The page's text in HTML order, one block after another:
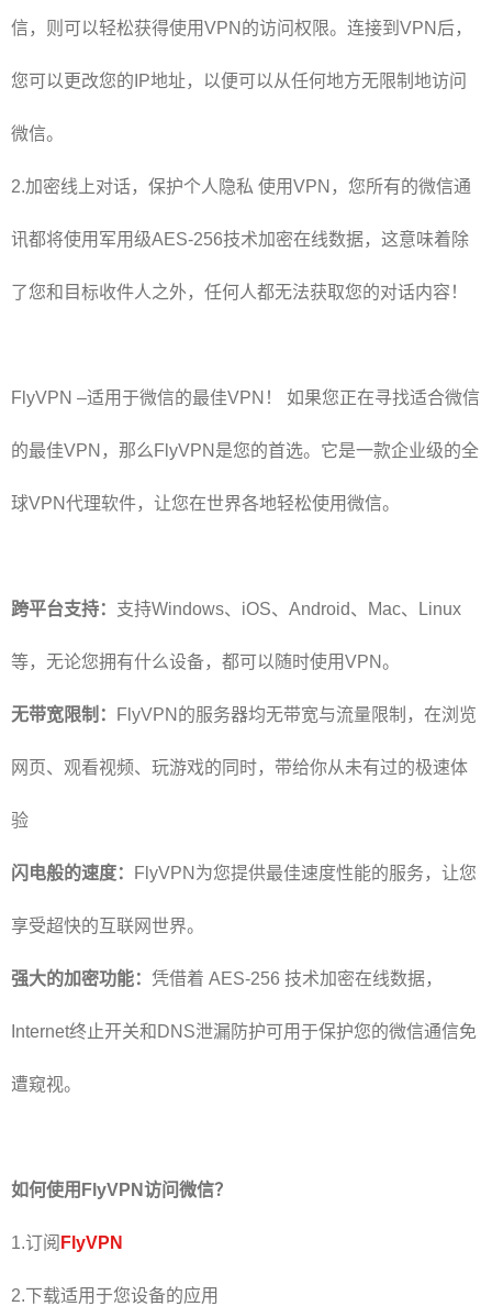
信，则可以轻松获得使用VPN的访问权限。连接到VPN后，
您可以更改您的IP地址，以便可以从任何地方无限制地访问
微信。
2.加密线上对话，保护个人隐私 使用VPN，您所有的微信通
讯都将使用军用级AES-256技术加密在线数据，这意味着除
了您和目标收件人之外，任何人都无法获取您的对话内容！
FlyVPN –适用于微信的最佳VPN！ 如果您正在寻找适合微信
的最佳VPN，那么FlyVPN是您的首选。它是一款企业级的全
球VPN代理软件，让您在世界各地轻松使用微信。
跨平台支持： 支持Windows、iOS、Android、Mac、Linux
等，无论您拥有什么设备，都可以随时使用VPN。
无带宽限制： FlyVPN的服务器均无带宽与流量限制，在浏览
网页、观看视频、玩游戏的同时，带给你从未有过的极速体
验
闪电般的速度： FlyVPN为您提供最佳速度性能的服务，让您
享受超快的互联网世界。
强大的加密功能： 凭借着 AES-256 技术加密在线数据，
Internet终止开关和DNS泄漏防护可用于保护您的微信通信免
遭窥视。
如何使用FlyVPN访问微信？
1.订阅 FlyVPN
2.下载适用于您设备的应用